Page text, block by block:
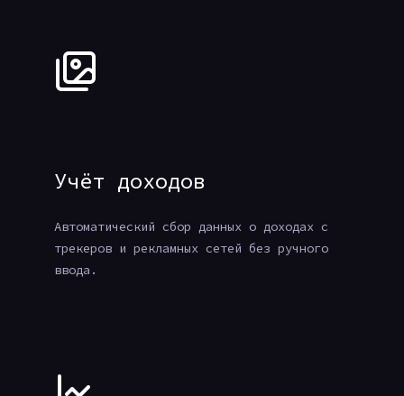
Учёт доходов
Автоматический сбор данных о доходах с
трекеров и рекламных сетей без ручного
ввода.